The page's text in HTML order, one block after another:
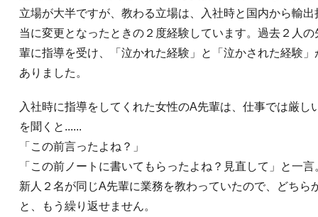
立場が大半ですが、教わる立場は、入社時と国内から輸出
当に変更となったときの２度経験しています。過去２人の
輩に指導を受け、「泣かれた経験」と「泣かされた経験」
ありました。
入社時に指導をしてくれた女性のA先輩は、仕事では厳し
を聞くと......
「この前言ったよね？」
「この前ノートに書いてもらったよね？見直して」と一言
新人２名が同じA先輩に業務を教わっていたので、どちら
と、もう繰り返せません。